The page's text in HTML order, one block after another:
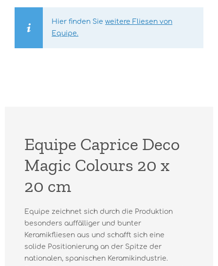
Hier finden Sieweitere Fliesen von
Equipe.
Equipe Caprice Deco
Magic Colours 20 x
20 cm
Equipe zeichnet sich durch die Produktion
besonders auffälliger und bunter
Keramikfliesen aus und schafft sich eine
solide Positionierung an der Spitze der
nationalen, spanischen Keramikindustrie.